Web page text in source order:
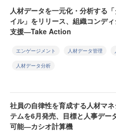
人材データを一元化・分析する
イル」をリリース、組織コンデ
支援―Take Action
エンゲージメント 人材データ管理
人材データ分析
社員の自律性を育成する人材マ
テムを6月発売、目標と人事デー
可能―カシオ計算機